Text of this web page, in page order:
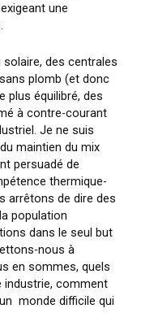
une
des centrales
plomb (et donc
plus équilibré, des
à contre-courant
Je ne suis
maintien du mix
persuadé de
thermique-
arrêtons de dire des
population
dans le seul but
nous à
en sommes, quels
comment
monde difficile qui